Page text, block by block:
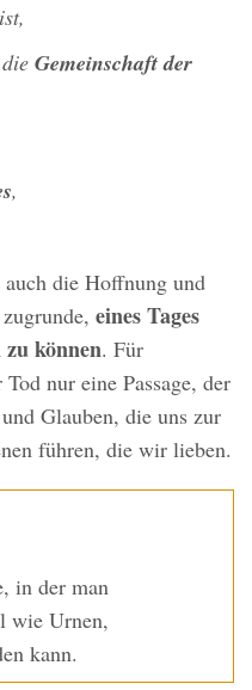
Gemeinschaft der
,
die Hoffnung und
eines Tages
können. Für
nur eine Passage, der
Glauben, die uns zur
führen, die wir lieben.
in der man
wie Urnen,
kann.